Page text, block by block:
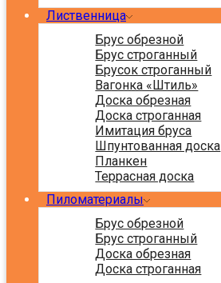
Лиственница
Брус обрезной
Брус строганный
Брусок строганный
Вагонка «Штиль»
Доска обрезная
Доска строганная
Имитация бруса
Шпунтованная доска
Планкен
Террасная доска
Пиломатериалы
Брус обрезной
Брус строганный
Доска обрезная
Доска строганная